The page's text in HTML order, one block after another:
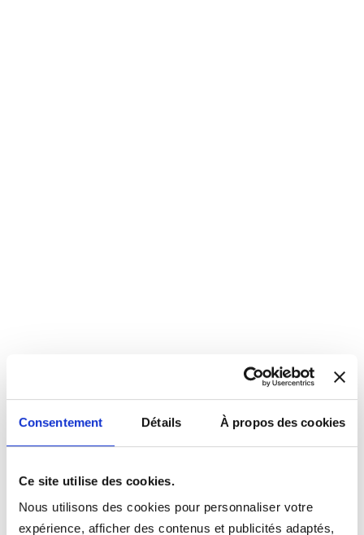
Consentement Détails À propos des cookies
Ce site utilise des cookies.
Nous utilisons des cookies pour personnaliser votre
expérience, afficher des contenus et publicités adaptés,